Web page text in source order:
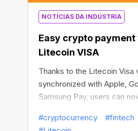
NOTÍCIAS DA INDÚSTRIA
Easy crypto payment
Litecoin VISA
Thanks to the Litecoin Visa
synchronized with Apple,
Samsung Pay, users can
Litecoin and other popular
#cryptocurrency #fintech